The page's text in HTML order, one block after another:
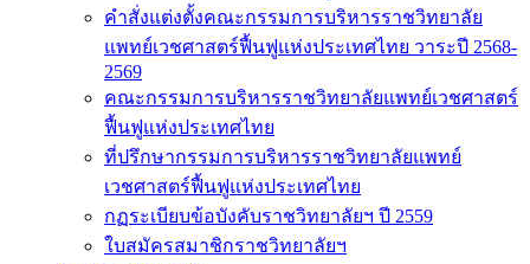
คำสั่งแต่งตั้งคณะกรรมการบริหารราชวิทยาลัย
แพทย์เวชศาสตร์ฟื้นฟูแห่งประเทศไทย วาระปี 2568-
2569
คณะกรรมการบริหารราชวิทยาลัยแพทย์เวชศาสตร์
ฟื้นฟูแห่งประเทศไทย
ที่ปรึกษากรรมการบริหารราชวิทยาลัยแพทย์
เวชศาสตร์ฟื้นฟูแห่งประเทศไทย
กฏระเบียบข้อบังคับราชวิทยาลัยฯ ปี 2559
ใบสมัครสมาชิกราชวิทยาลัยฯ